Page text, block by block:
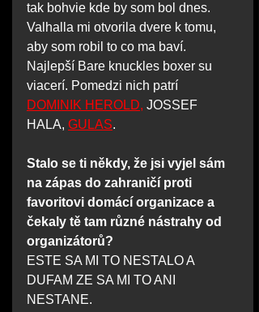
tak bohvie kde by som bol dnes.
Valhalla mi otvorila dvere k tomu,
aby som robil to co ma baví.
Najlepší Bare knuckles boxer su
viacerí. Pomedzi nich patrí
DOMINIK HEROLD, JOSSEF
HALA, GULAS.
Stalo se ti někdy, že jsi vyjel sám
na zápas do zahraničí proti
favoritovi domácí organizace a
čekaly tě tam různé nástrahy od
organizátorů?
ESTE SA MI TO NESTALO A
DUFAM ZE SA MI TO ANI
NESTANE.